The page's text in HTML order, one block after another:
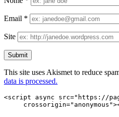
Email *
Site
This site uses Akismet to reduce
data is processed.
<script async src="https://